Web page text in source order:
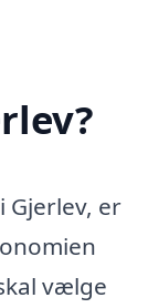
er
vælge